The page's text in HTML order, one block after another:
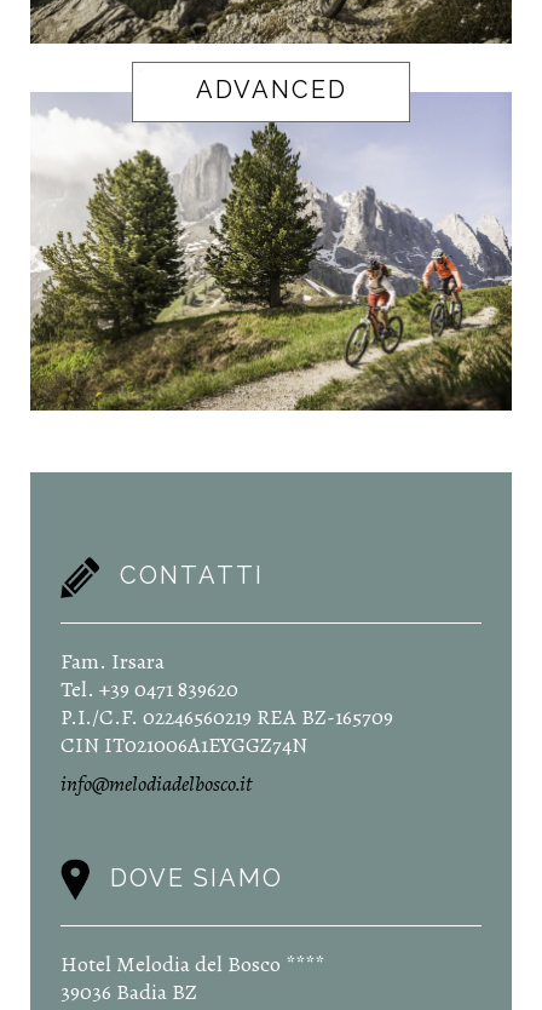
ADVANCED
CONTATTI
Fam. Irsara
Tel. +39 0471 839620
P.I./C.F. 02246560219 REA BZ-165709
CIN IT021006A1EYGGZ74N
info@melodiadelbosco.it
DOVE SIAMO
Hotel Melodia del Bosco ****
39036 Badia BZ